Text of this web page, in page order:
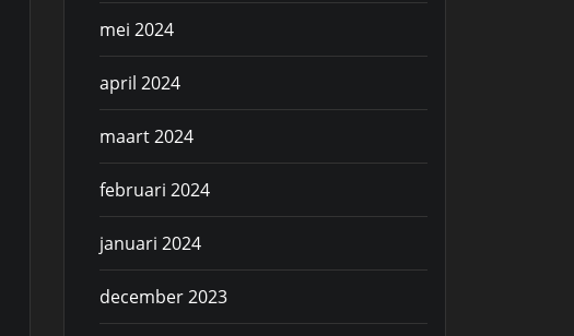
mei 2024
april 2024
maart 2024
februari 2024
januari 2024
december 2023